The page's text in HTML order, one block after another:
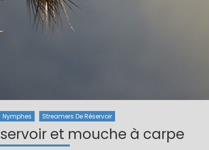
Nymphes Streamers De Réservoir
et mouche à carpe